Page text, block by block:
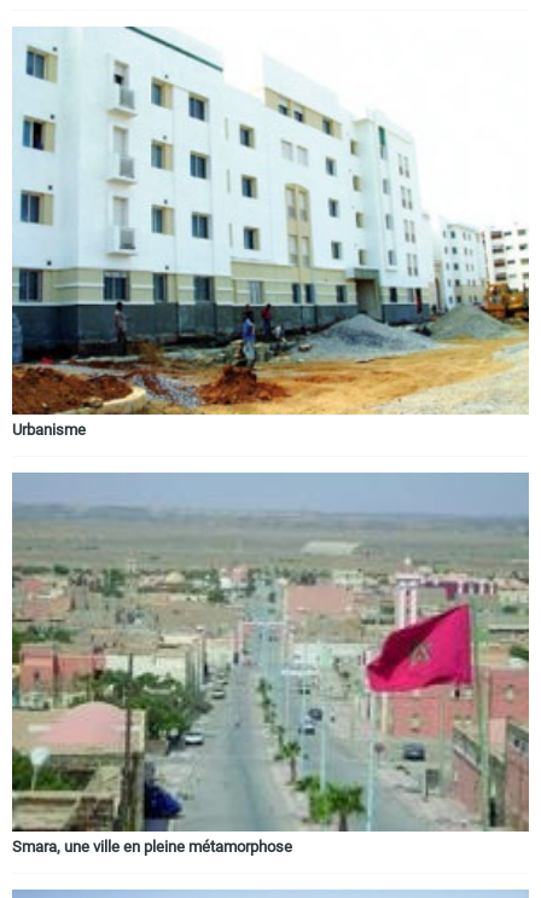
Urbanisme
Smara, une ville en pleine métamorphose